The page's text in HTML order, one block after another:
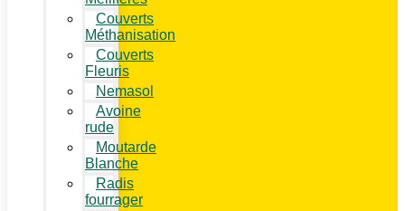
Couverts
Méthanisation
Couverts
Fleuris
Nemasol
Avoine
rude
Moutarde
Blanche
Radis
fourrager